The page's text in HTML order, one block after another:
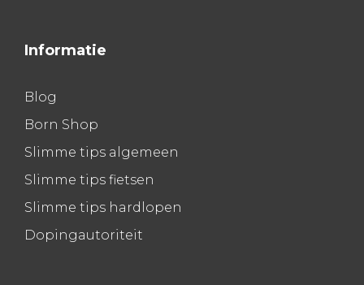
Informatie
Blog
Born Shop
Slimme tips algemeen
Slimme tips fietsen
Slimme tips hardlopen
Dopingautoriteit